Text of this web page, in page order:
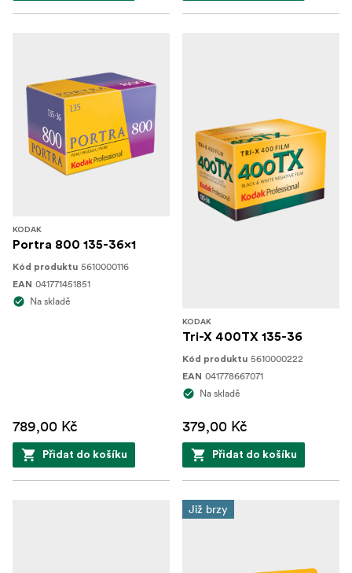
KODAK
Portra 800 135-36x1
Kód produktu 5610000116
EAN 041771451851
Na skladě
789,00 Kč
Přidat do košíku
KODAK
Tri-X 400TX 135-36
Kód produktu 5610000222
EAN 041778667071
Na skladě
379,00 Kč
Přidat do košíku
Již brzy